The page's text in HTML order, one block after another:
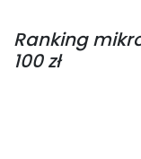
Ranking
100 zł